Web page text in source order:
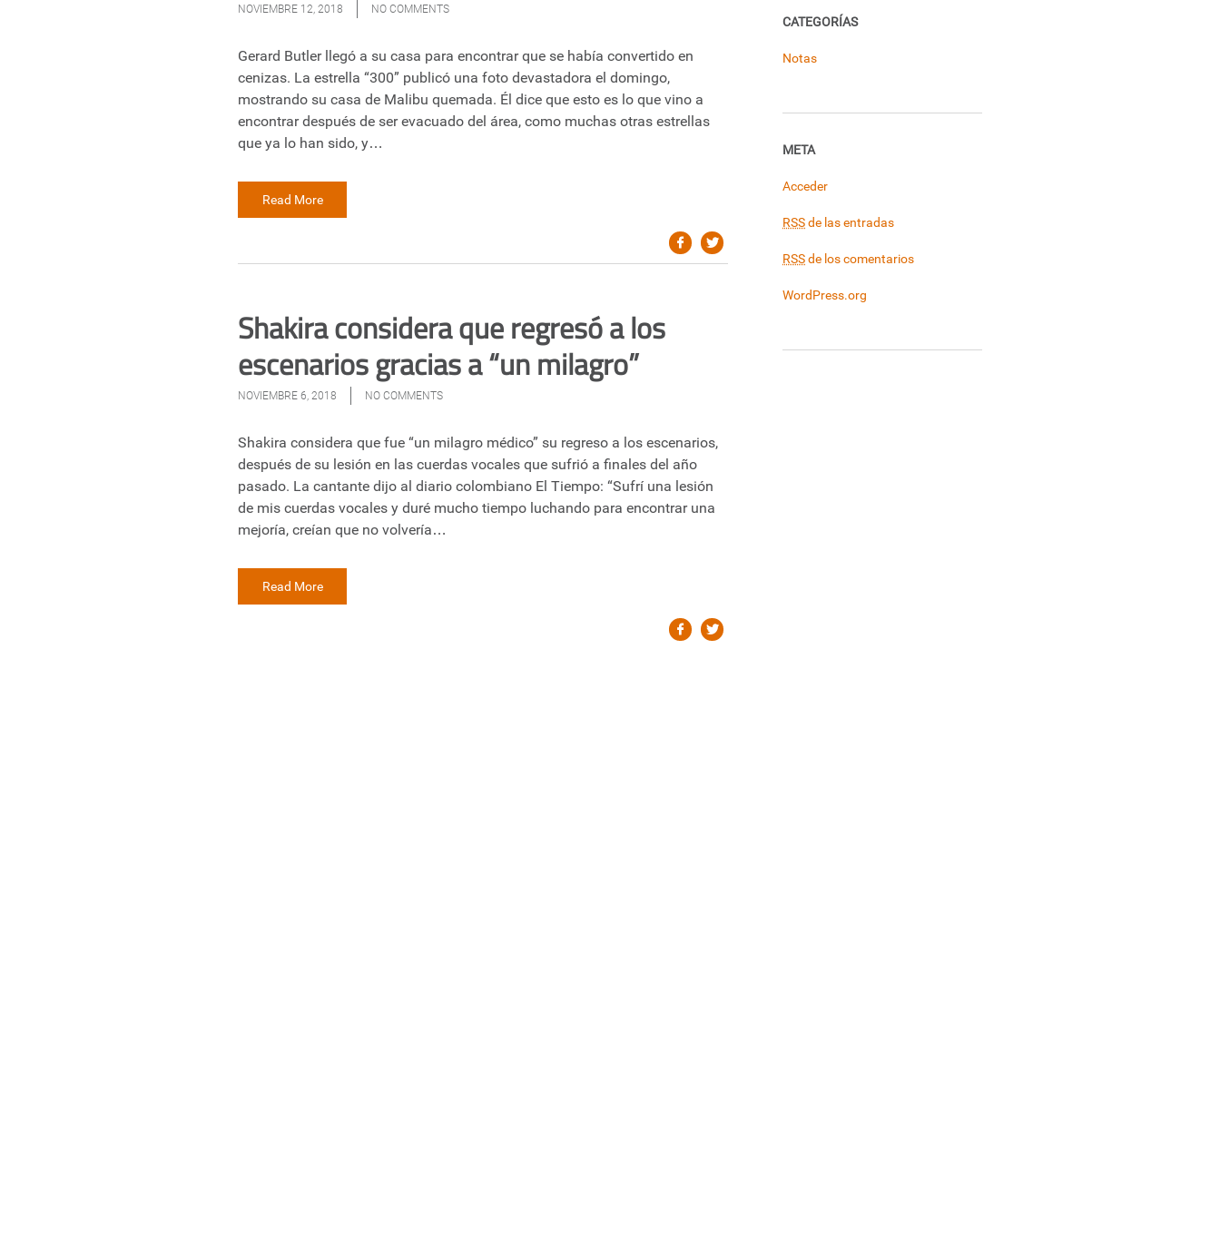
NOVIEMBRE 12, 2018 NO COMMENTS
Gerard Butler llegó a su casa para encontrar que se había convertido en
cenizas. La estrella “300” publicó una foto devastadora el domingo,
mostrando su casa de Malibu quemada. Él dice que esto es lo que vino a
encontrar después de ser evacuado del área, como muchas otras estrellas
que ya lo han sido, y…
Read More
Shakira considera que regresó a los
escenarios gracias a “un milagro”
NOVIEMBRE 6, 2018 NO COMMENTS
Shakira considera que fue “un milagro médico” su regreso a los escenarios,
después de su lesión en las cuerdas vocales que sufrió a finales del año
pasado. La cantante dijo al diario colombiano El Tiempo: “Sufrí una lesión
de mis cuerdas vocales y duré mucho tiempo luchando para encontrar una
mejoría, creían que no volvería…
Read More
CATEGORÍAS
Notas
META
Acceder
RSSde las entradas
RSSde los comentarios
WordPress.org